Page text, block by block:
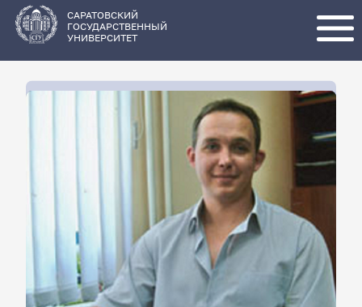
основному
содержанию
САРАТОВСКИЙ
ГОСУДАРСТВЕННЫЙ
УНИВЕРСИТЕТ